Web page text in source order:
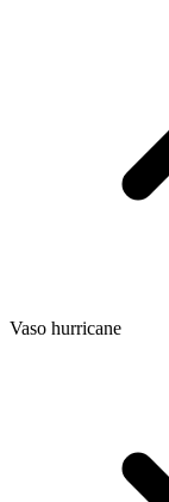
Vaso hurricane